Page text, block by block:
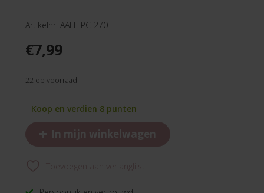
Artikelnr. AALL-PC-270
€7,99
22 op voorraad
Koop en verdien 8 punten
+ In mijn winkelwagen